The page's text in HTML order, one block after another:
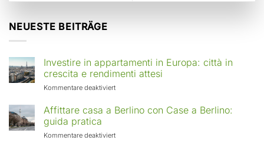
NEUESTE BEITRÄGE
Investire in appartamenti in Europa: città in
crescita e rendimenti attesi
Kommentare deaktiviertfür
in
Europa:
Affittare casa a Berlino con Case a Berlino:
guida pratica
Kommentare deaktiviertfür